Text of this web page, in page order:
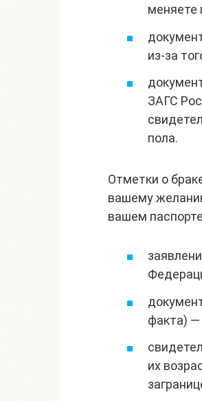
меняете
из-за
ЗАГС
пола.
Отметки о
вашему
вашем
факта) —
их